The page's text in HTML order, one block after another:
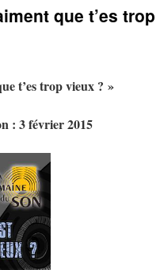
que t’es trop
t’es trop vieux ? »
: 3 février 2015